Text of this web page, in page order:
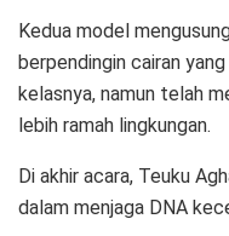
Kedua model
berpendingin cairan
kelasnya, namun telah
lebih ramah lingkungan.
Di akhir acara, Teuku
dalam menjaga DNA